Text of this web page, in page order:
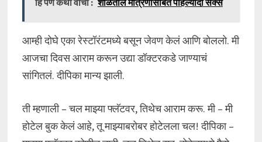
हि पण कथा वाचा : शाळेतील मैत्रिणीसोबत पहिल्यांदा सेक्स
आम्ही दोघे एका रेस्टॉरंटमध्ये बसून जेवण केलं आणि बोललो. मी
आजचा दिवस आराम करून उद्या डॉक्टरकडे जाण्याचं
सांगितलं. दीपिका मान्य झाली.
ती म्हणाली – चल माझ्या फ्लॅटवर, तिथेच आराम करू. मी – मी
होटेल बुक केलं आहे, तू माझ्याबरोबर होटेलला चल! दीपिका –